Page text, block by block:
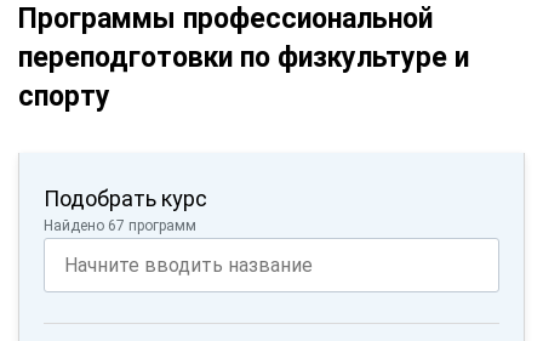
Программы профессиональной
переподготовки по физкультуре и
спорту
Подобрать курс
Найдено 67 программ